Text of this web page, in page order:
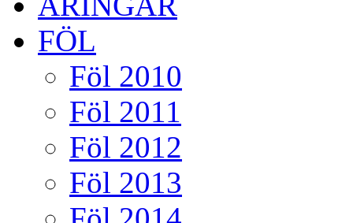
FÖL
Föl 2010
Föl 2011
Föl 2012
Föl 2013